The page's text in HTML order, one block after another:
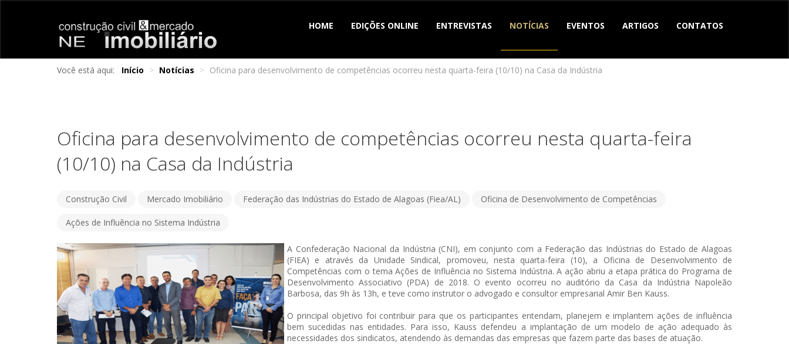
HOME EDIÇÕES ONLINE ENTREVISTAS NOTÍCIAS EVENTOS ARTIGOS CONTATOS
Você está aqui: Início > Notícias > Oficina para desenvolvimento de competências ocorreu nesta quarta-feira (10/10) na Casa da Indústria
Oficina para desenvolvimento de competências ocorreu nesta quarta-feira
(10/10) na Casa da Indústria
Construção Civil Mercado Imobiliário Federação das Indústrias do Estado de Alagoas (Fiea/AL) Oficina de Desenvolvimento de Competências
Ações de Influência no Sistema Indústria
A Confederação Nacional da Indústria (CNI), em conjunto com a Federação das Indústrias do Estado de Alagoas
(FIEA) e através da Unidade Sindical, promoveu, nesta quarta-feira (10), a Oficina de Desenvolvimento de
Competências com o tema Ações de Influência no Sistema Indústria. A ação abriu a etapa prática do Programa de
Desenvolvimento Associativo (PDA) de 2018. O evento ocorreu no auditório da Casa da Indústria Napoleão
Barbosa, das 9h às 13h, e teve como instrutor o advogado e consultor empresarial Amir Ben Kauss.
O principal objetivo foi contribuir para que os participantes entendam, planejem e implantem ações de influência
bem sucedidas nas entidades. Para isso, Kauss defendeu a implantação de um modelo de ação adequado às
necessidades dos sindicatos, atendendo às demandas das empresas que fazem parte das bases de atuação.